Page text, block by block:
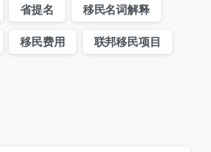
省提名 移民名词解释
移民费用 联邦移民项目